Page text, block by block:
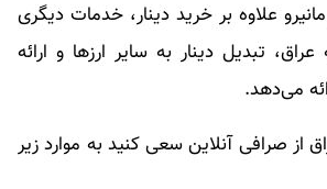
علاوه بر خرید دینار، خدمات دیگری
عراق، تبدیل دینار به سایر ارزها و ارائه
می‌دهد.
از صرافی آنلاین سعی کنید به موارد زیر